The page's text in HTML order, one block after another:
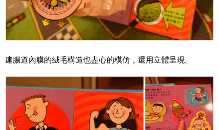
連腸道內膜的絨毛構造也盡心的模仿，還用立體呈現。